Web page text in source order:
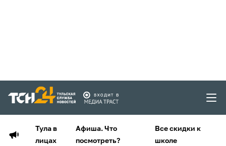
Тула в
лицах
Афиша. Что
посмотреть?
Все скидки к
школе